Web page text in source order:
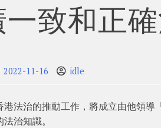
致和正
2022-11-16 idle
法治的推動工作，將成立由他領導
治知識。